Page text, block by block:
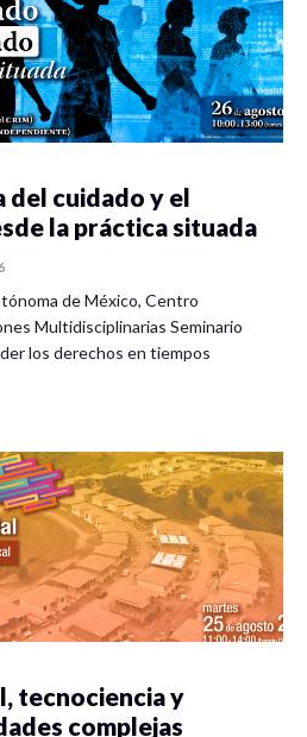
del cuidado y el
la práctica situada
de México, Centro
Multidisciplinarias Seminario
los derechos en tiempos
tecnociencia y
complejas